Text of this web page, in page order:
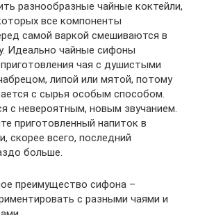
разнообразные чайные коктейли,
все компоненты
самой варкой смешиваются в
Идеально чайные сифоны
чая с душистыми
липой или мятой, потому
с сырья особым способом.
с невероятным, новым звучанием.
приготовленный напиток в
скорее всего, последний
больше.
преимущество сифона –
с разными чаями и